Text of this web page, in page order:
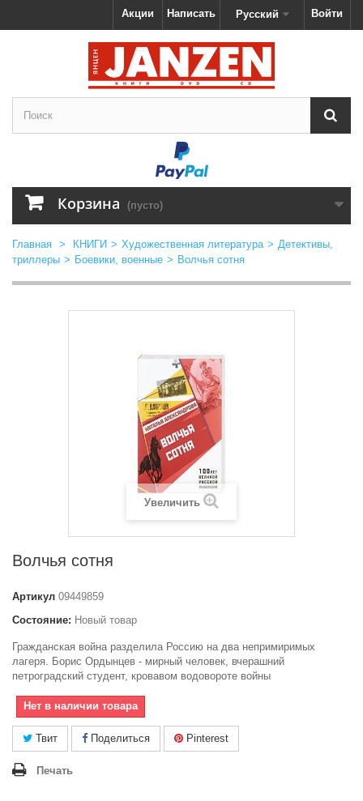
Войти
Русский
Написать
Акции
Корзина (пусто)
Главная > КНИГИ > Художественная литература > Детективы,
триллеры > Боевики, военные > Волчья сотня
Увеличить
Волчья сотня
Артикул 09449859
Состояние: Новый товар
Гражданская война разделила Россию на два непримиримых
лагеря. Борис Ордынцев - мирный человек, вчерашний
петроградский студент, кровавом водовороте войны
Нет в наличии товара
Твит Поделиться Pinterest
Печать